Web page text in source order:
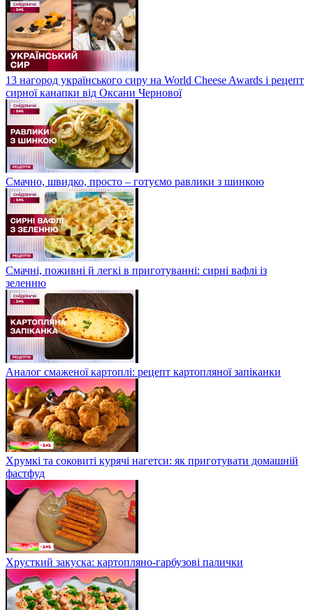
13 нагород українського сиру на World Cheese Awards і рецепт
сирної канапки від Оксани Чернової
Смачно, швидко, просто – готуємо равлики з шинкою
Смачні, поживні й легкі в приготуванні: сирні вафлі із
зеленню
Аналог смаженої картоплі: рецепт картопляної запіканки
Хрумкі та соковиті курячі нагетси: як приготувати домашній
фастфуд
Хрусткий закуска: картопляно-гарбузові палички